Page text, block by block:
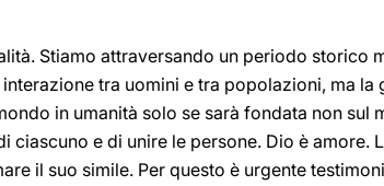
Stiamo attraversando un periodo storico
tra uomini e tra popolazioni, ma la
in umanità solo se sarà fondata non sul
ciascuno e di unire le persone. Dio è amore.
il suo simile. Per questo è urgente